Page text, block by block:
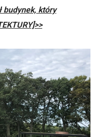
budynek, który